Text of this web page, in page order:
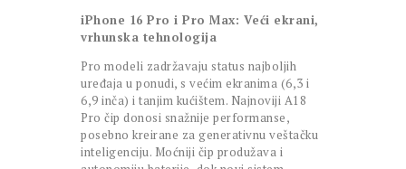
iPhone 16 Pro i Pro Max: Veći ekrani,
vrhunska tehnologija
Pro modeli zadržavaju status najboljih
uređaja u ponudi, s većim ekranima (6,3 i
6,9 inča) i tanjim kućištem. Najnoviji A18
Pro čip donosi snažnije performanse,
posebno kreirane za generativnu veštačku
inteligenciju. Moćniji čip produžava i